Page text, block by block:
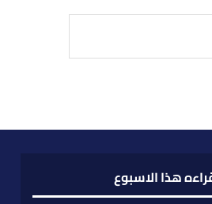
هذا الاسبوع